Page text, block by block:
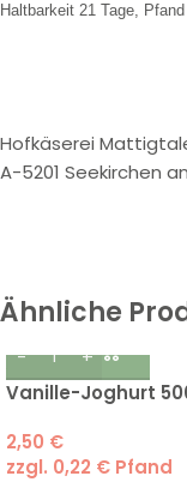
Haltbarkeit 21 Tage,
Hofkäserei
A-5201 Seekirchen
Ähnliche
Vanille-Joghurt
2,50 €
zzgl. 0,22 € Pfand